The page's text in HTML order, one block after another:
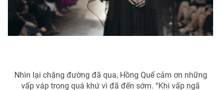
Nhìn lại chặng đường đã qua, Hồng Quế cảm ơn những
vấp váp trong quá khứ vì đã đến sớm. “Khi vấp ngã